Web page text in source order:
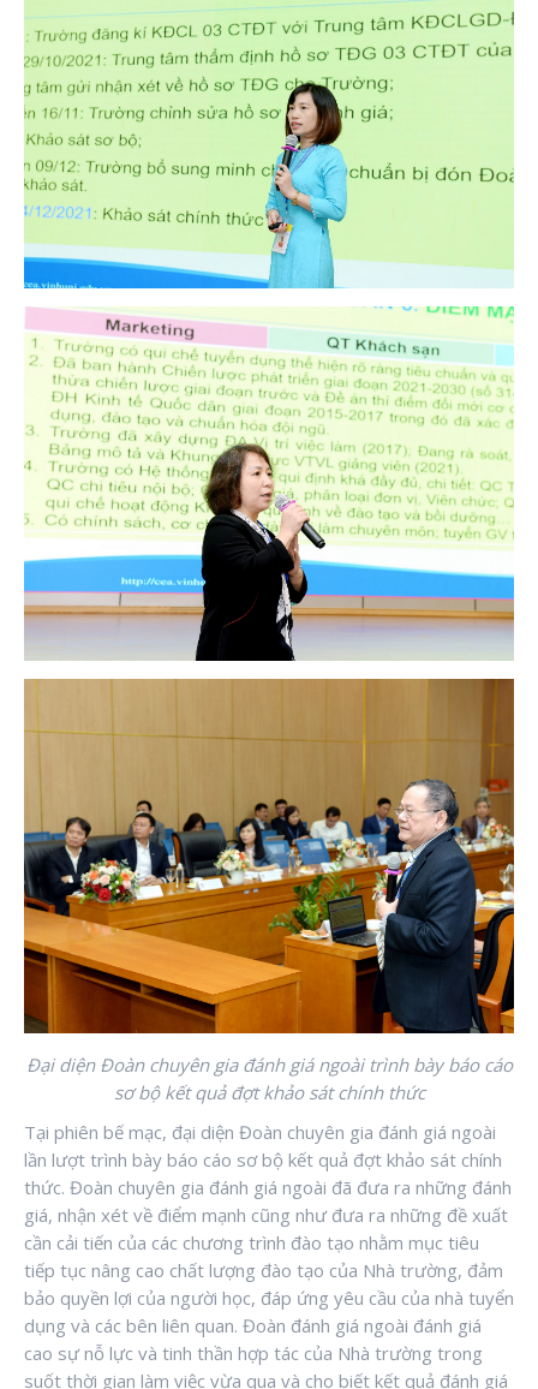
Đại diện Đoàn chuyên gia đánh giá ngoài trình bày báo cáo
sơ bộ kết quả đợt khảo sát chính thức
Tại phiên bế mạc, đại diện Đoàn chuyên gia đánh giá ngoài
lần lượt trình bày báo cáo sơ bộ kết quả đợt khảo sát chính
thức. Đoàn chuyên gia đánh giá ngoài đã đưa ra những đánh
giá, nhận xét về điểm mạnh cũng như đưa ra những đề xuất
cần cải tiến của các chương trình đào tạo nhằm mục tiêu
tiếp tục nâng cao chất lượng đào tạo của Nhà trường, đảm
bảo quyền lợi của người học, đáp ứng yêu cầu của nhà tuyển
dụng và các bên liên quan. Đoàn đánh giá ngoài đánh giá
cao sự nỗ lực và tinh thần hợp tác của Nhà trường trong
suốt thời gian làm việc vừa qua và cho biết kết quả đánh giá